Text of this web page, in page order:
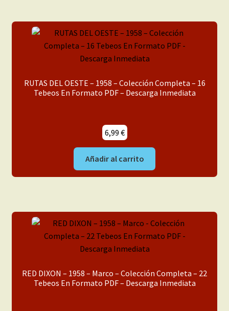
RUTAS DEL OESTE – 1958 – Colección Completa – 16
Tebeos En Formato PDF – Descarga Inmediata
6,99 €
Añadir al carrito
RED DIXON – 1958 – Marco – Colección Completa – 22
Tebeos En Formato PDF – Descarga Inmediata